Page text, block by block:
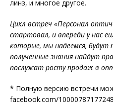
линз, и многое другое.
Цикл встреч «Персонал
стартовал, и впереди у нас
которые, мы надеемся,
полученные знания найдут
послужат росту продаж в
* Полную версию встречи
facebook.com/